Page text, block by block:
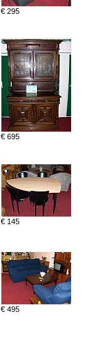
€ 295
€ 695
€ 145
€ 495